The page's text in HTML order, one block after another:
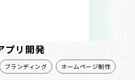
プリ開発
ブランディング
ホームページ制作